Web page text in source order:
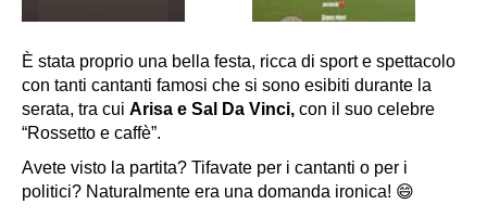
È stata proprio una bella festa, ricca di sport e spettacolo
con tanti cantanti famosi che si sono esibiti durante la
serata, tra cui Arisa e Sal Da Vinci, con il suo celebre
“Rossetto e caffè”.
Avete visto la partita? Tifavate per i cantanti o per i
politici? Naturalmente era una domanda ironica! 😄